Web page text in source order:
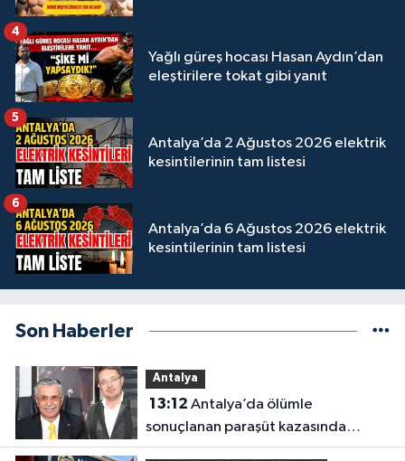
Yağlı güreş hocası Hasan Aydın’dan
eleştirilere tokat gibi yanıt
4
Antalya’da 2 Ağustos 2026 elektrik
kesintilerinin tam listesi
5
Antalya’da 6 Ağustos 2026 elektrik
kesintilerinin tam listesi
6
Son Haberler
Antalya
13:12
sonuçlanan paraşüt kazasında
gözler Necati Topaloğlu’nun